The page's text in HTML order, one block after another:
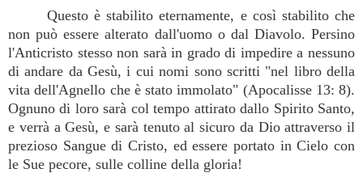
Questo è stabilito eternamente, e così stabilito che
non può essere alterato dall'uomo o dal Diavolo. Persino
l'Anticristo stesso non sarà in grado di impedire a nessuno
di andare da Gesù, i cui nomi sono scritti "nel libro della
vita dell'Agnello che è stato immolato" (Apocalisse 13: 8).
Ognuno di loro sarà col tempo attirato dallo Spirito Santo,
e verrà a Gesù, e sarà tenuto al sicuro da Dio attraverso il
prezioso Sangue di Cristo, ed essere portato in Cielo con
le Sue pecore, sulle colline della gloria!